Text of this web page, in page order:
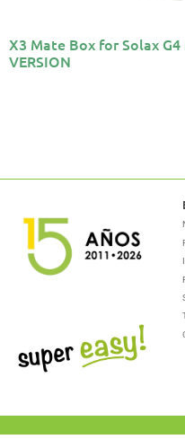
X3 Mate Box for Solax G4
VERSION